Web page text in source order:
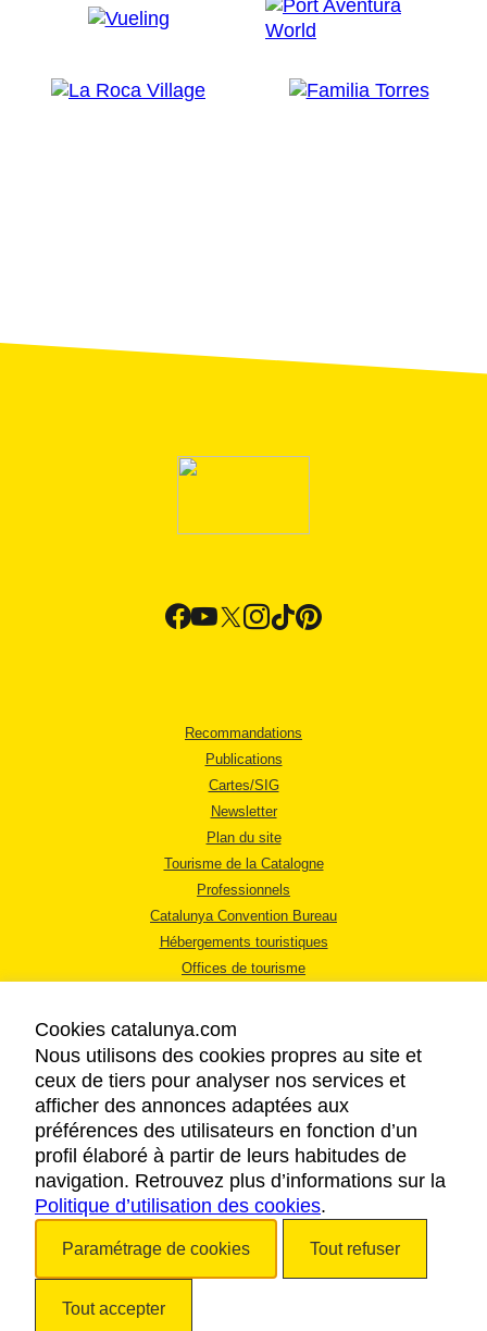
Recommandations
Publications
Cartes/SIG
Newsletter
Plan du site
Tourisme de la Catalogne
Professionnels
Catalunya Convention Bureau
Hébergements touristiques
Offices de tourisme
MENTIONS LÉGALES
RÈGLES DE CONFIDENTIALITÉ
COOKIES
ACCESSIBILITÉ
Cookies catalunya.com
Nous utilisons des cookies propres au site et
ceux de tiers pour analyser nos services et
afficher des annonces adaptées aux
préférences des utilisateurs en fonction d’un
profil élaboré à partir de leurs habitudes de
navigation. Retrouvez plus d’informations sur la
Politique d’utilisation des cookies.
Paramétrage de cookies Tout refuser
Tout accepter